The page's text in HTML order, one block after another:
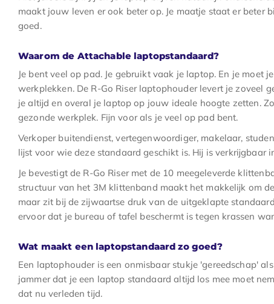
maakt jouw leven er ook beter op. Je maatje staat er beter
goed.
Waarom de Attachable laptopstandaard?
Je bent veel op pad. Je gebruikt vaak je laptop. En je moet
werkplekken. De R-Go Riser laptophouder levert je zoveel
je altijd en overal je laptop op jouw ideale hoogte zetten.
gezonde werkplek. Fijn voor als je veel op pad bent.
Verkoper buitendienst, vertegenwoordiger, makelaar,
lijst voor wie deze standaard geschikt is. Hij is verkrijgbaar
Je bevestigt de R-Go Riser met de 10 meegeleverde
structuur van het 3M klittenband maakt het makkelijk om
maar zit bij de zijwaartse druk van de uitgeklapte
ervoor dat je bureau of tafel beschermt is tegen krassen
Wat maakt een laptopstandaard zo goed?
Een laptophouder is een onmisbaar stukje 'gereedschap'
jammer dat je een laptop standaard altijd los mee moet
dat nu verleden tijd.